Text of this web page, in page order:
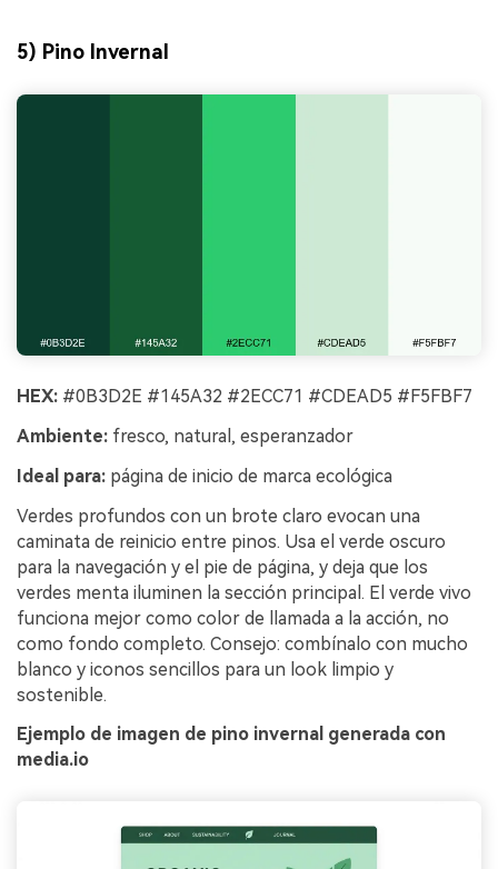
5) Pino Invernal
HEX: #0B3D2E #145A32 #2ECC71 #CDEAD5 #F5FBF7
Ambiente: fresco, natural, esperanzador
Ideal para: página de inicio de marca ecológica
Verdes profundos con un brote claro evocan una
caminata de reinicio entre pinos. Usa el verde oscuro
para la navegación y el pie de página, y deja que los
verdes menta iluminen la sección principal. El verde vivo
funciona mejor como color de llamada a la acción, no
como fondo completo. Consejo: combínalo con mucho
blanco y iconos sencillos para un look limpio y
sostenible.
Ejemplo de imagen de pino invernal generada con
media.io